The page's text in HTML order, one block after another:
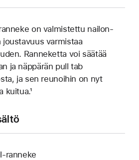
on valmistettu nailon­
varmistaa
Ranneketta voi säätää
ja näppärän pull tab
ja sen reunoihin on nyt
kuitua.¹
ranneke